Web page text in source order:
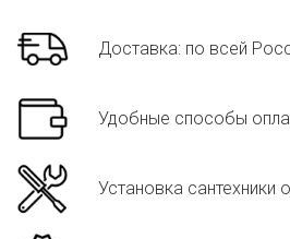
Доставка: по всей
Удобные способы
Установка сантехники